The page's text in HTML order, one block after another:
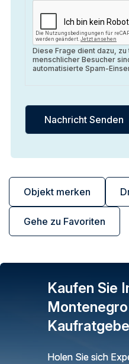
Objekt merken
Gehe zu Favoriten
Diese Frage dient dazu,
menschlicher Besucher
automatisierte Spam-
Kaufen Sie
Holen Sie sich